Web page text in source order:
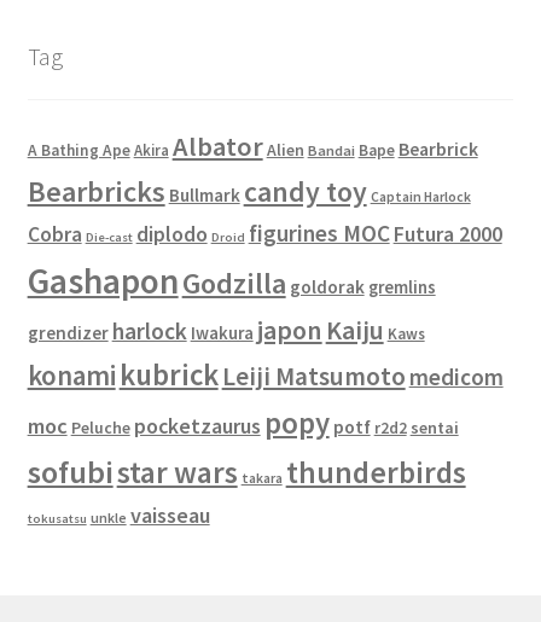
Tag
A Bathing Ape Akira AlbatorAlien Bandai Bape Bearbrick
Bearbricks Bullmark candy toy Captain Harlock
Cobra Die-cast diplodo Droid figurines MOCFutura 2000
GashaponGodzilla goldorak gremlins
grendizer harlock Iwakura japon Kaiju Kaws
konami kubrickLeiji Matsumoto medicom
moc Peluche pocketzaurus popy potf r2d2 sentai
sofubistar wars takara thunderbirds
tokusatsu unkle vaisseau